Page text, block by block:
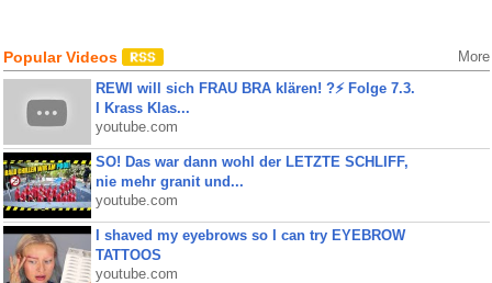
Popular Videos More
REWI will sich FRAU BRA klären! ?⚡️ Folge 7.3.
I Krass Klas...
youtube.com
SO! Das war dann wohl der LETZTE SCHLIFF,
nie mehr granit und...
youtube.com
I shaved my eyebrows so I can try EYEBROW
TATTOOS
youtube.com